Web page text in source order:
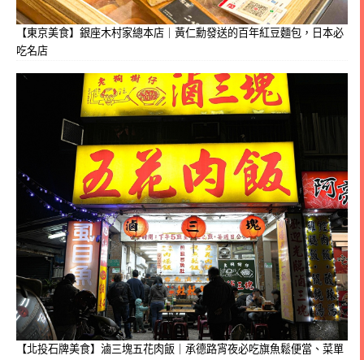
【東京美食】銀座木村家總本店｜黃仁勳發送的百年紅豆麵包，日本必
吃名店
【北投石牌美食】滷三塊五花肉飯｜承德路宵夜必吃旗魚鬆便當、菜單